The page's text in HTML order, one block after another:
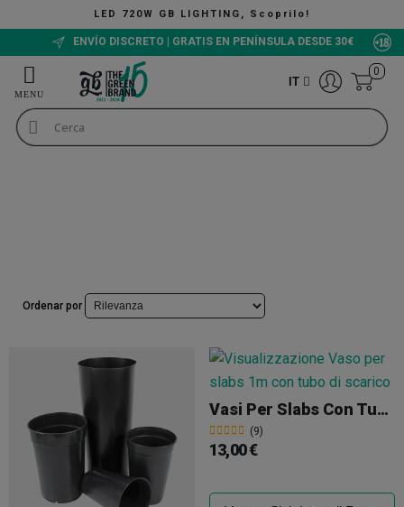
LED 720W GB LIGHTING, Scoprilo!
ENVÍO DISCRETO | GRATIS EN PENÍNSULA DESDE 30€
IT
0
Ordenar por
Vasi Per Slabs Con Tubi Di Scarico
(9)
13,00 €